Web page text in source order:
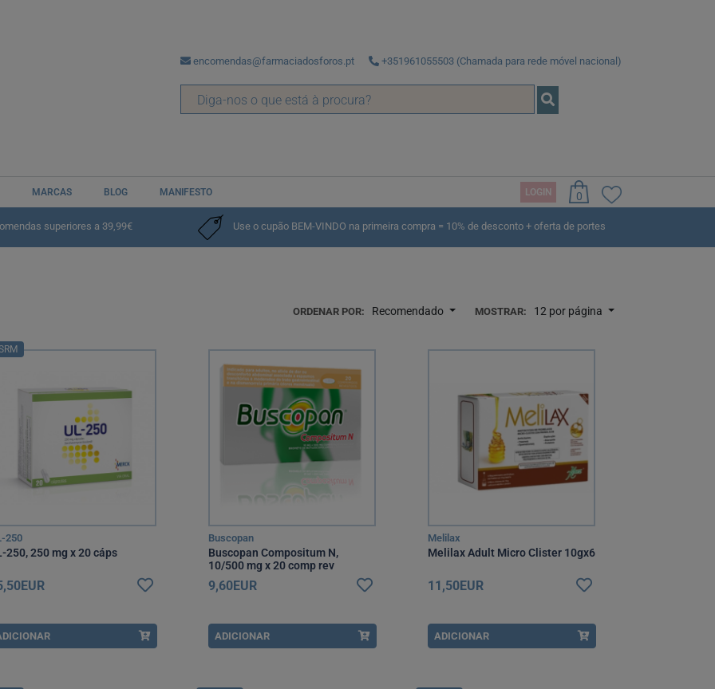
encomendas@farmaciadosforos.pt +351961055503 (Chamada para rede móvel nacional)
MARCAS BLOG MANIFESTO LOGIN 0
superiores a 39,99€ Use o cupão BEM-VINDO na primeira compra = 10% de desconto + oferta de portes
ORDENAR POR: Recomendado MOSTRAR: 12 por página
250
250, 250 mg x 20 cáps
Buscopan
Buscopan Compositum N,
10/500 mg x 20 comp rev
9,60EUR
ADICIONAR
Melilax
Melilax Adult Micro Clister 10gx6
11,50EUR
ADICIONAR